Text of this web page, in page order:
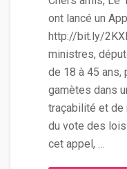
ont lancé un
http://bit.ly/
ministres,
de 18 à 45 ans,
gamètes dans
traçabilité et de
du vote des
cet appel, …